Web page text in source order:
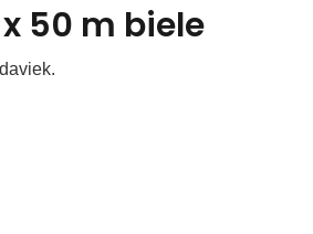
50 m biele